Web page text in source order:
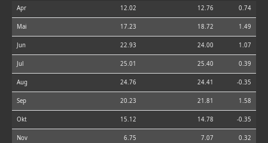
Apr 12.02 12.76 0.74
Mai 17.23 18.72 1.49
Jun 22.93 24.00 1.07
Jul 25.01 25.40 0.39
Aug 24.76 24.41 -0.35
Sep 20.23 21.81 1.58
Okt 15.12 14.78 -0.35
Nov 6.75 7.07 0.32